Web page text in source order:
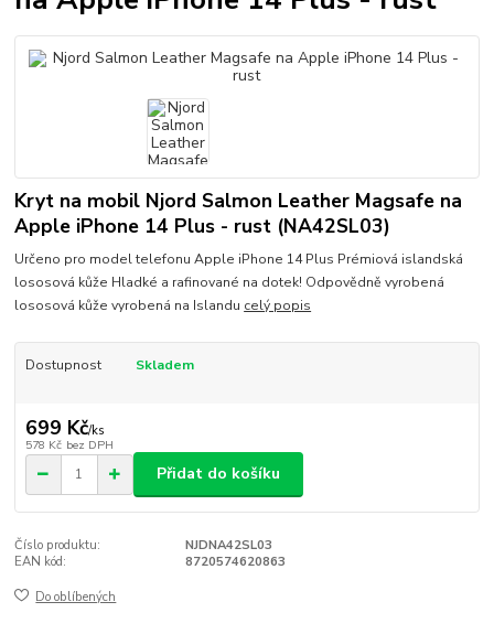
Kryt na mobil Njord Salmon Leather Magsafe na
Apple iPhone 14 Plus - rust (NA42SL03)
Určeno pro model telefonu Apple iPhone 14 Plus Prémiová islandská
lososová kůže Hladké a rafinované na dotek! Odpovědně vyrobená
lososová kůže vyrobená na Islandu celý popis
Dostupnost Skladem
699 Kč/ks
578 Kč bez DPH
Přidat do košíku
Číslo produktu:
NJDNA42SL03
EAN kód:
8720574620863
Do oblíbených